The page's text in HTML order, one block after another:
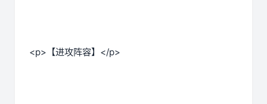
<p>【进攻阵容】</p>